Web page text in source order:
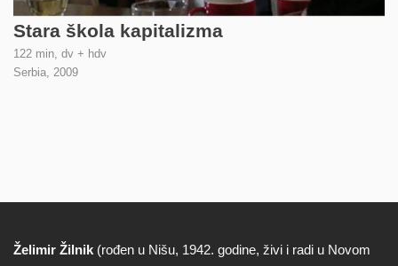
Stara škola kapitalizma
122 min, dv + hdv
Serbia, 2009
Biografija
Želimir Žilnik (rođen u Nišu, 1942. godine, živi i radi u Novom